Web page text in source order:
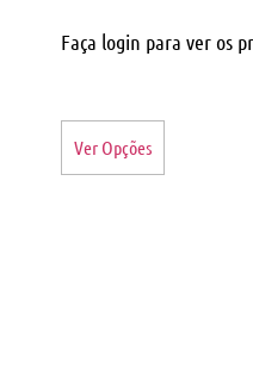
Faça login para ver os
Ver Opções